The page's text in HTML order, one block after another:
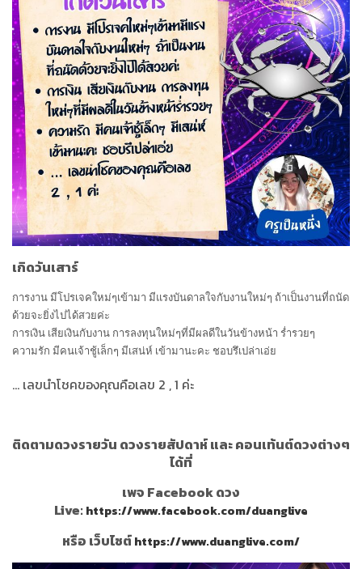
เกิดวันเสาร์
การงาน มีโปรเจคใหม่ๆเข้ามา มีแรงบันดาลใจกับงานใหม่ๆ ถ้าเป็นงานที่ถนัด
ด้วยจะยิ่งไปได้สวยค่ะ
การเงิน เสียเงินกับงาน การลงทุนใหม่ๆที่มีผลดีในวันข้างหน้า ร่ำรวยๆ
ความรัก มีคนเจ้าชู้เล็กๆ มีเสน่ห์ เข้ามานะคะ ชอบรึเปล่าเอ่ย
... เลขนำโชคของคุณคือเลข 2 , 1 ค่ะ
ติดตามดวงรายวัน ดวงรายสัปดาห์ และ คอนเท้นต์ดวงต่างๆ
ได้ที่
เพจ Facebook ดวง
Live:https://www.facebook.com/duanglive
หรือ เว็บไซต์https://www.duanglive.com/